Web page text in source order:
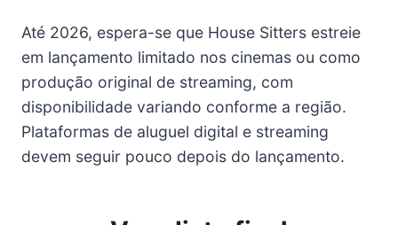
Até 2026, espera-se que House Sitters estreie
em lançamento limitado nos cinemas ou como
produção original de streaming, com
disponibilidade variando conforme a região.
Plataformas de aluguel digital e streaming
devem seguir pouco depois do lançamento.